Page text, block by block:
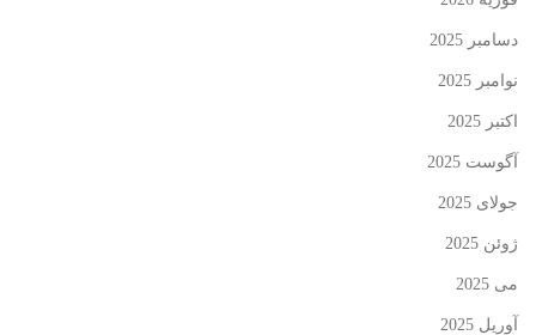
دسامبر 2025
نوامبر 2025
اکتبر 2025
آگوست 2025
جولای 2025
ژوئن 2025
می 2025
آوریل 2025